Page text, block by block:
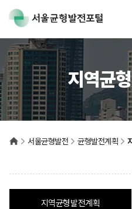
지역균
서울균형발전 균형발전계획
지역균형발전계획